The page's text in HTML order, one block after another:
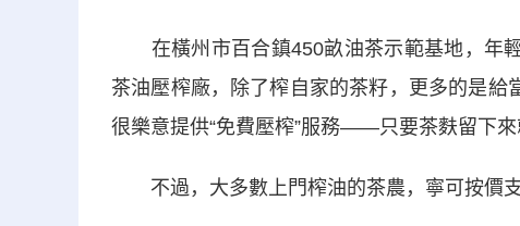
在橫州市百合鎮450畝油茶示範基地，年
茶油壓榨廠，除了榨自家的茶籽，更多的是給
很樂意提供“免費壓榨”服務——只要茶麩留下來
不過，大多數上門榨油的茶農，寧可按價支